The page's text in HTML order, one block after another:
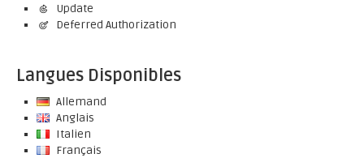
Update
Deferred Authorization
Langues Disponibles
Allemand
Anglais
Italien
Français